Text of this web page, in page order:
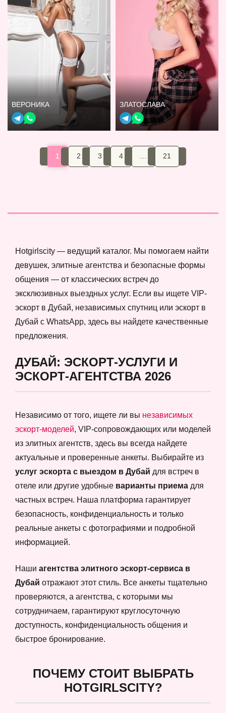
ВЕРОНИКА ЗЛАТОСЛАВА
1 2 3 4 21
Hotgirlscity — ведущий каталог. Мы помогаем найти
девушек, элитные агентства и безопасные формы
общения — от классических встреч до
эксклюзивных выездных услуг. Если вы ищете VIP-
эскорт в Дубай, независимых спутниц или эскорт в
Дубай с WhatsApp, здесь вы найдете качественные
предложения.
ДУБАЙ: ЭСКОРТ-УСЛУГИ И
ЭСКОРТ-АГЕНТСТВА 2026
Независимо от того, ищете ли вы независимых
эскорт-моделей, VIP-сопровождающих или моделей
из элитных агентств, здесь вы всегда найдете
актуальные и проверенные анкеты. Выбирайте из
услуг эскорта с выездом в Дубай для встреч в
отеле или другие удобные варианты приема для
частных встреч. Наша платформа гарантирует
безопасность, конфиденциальность и только
реальные анкеты с фотографиями и подробной
информацией.
Наши агентства элитного эскорт-сервиса в
Дубай отражают этот стиль. Все анкеты тщательно
проверяются, а агентства, с которыми мы
сотрудничаем, гарантируют круглосуточную
доступность, конфиденциальность общения и
быстрое бронирование.
ПОЧЕМУ СТОИТ ВЫБРАТЬ
HOTGIRLSCITY?